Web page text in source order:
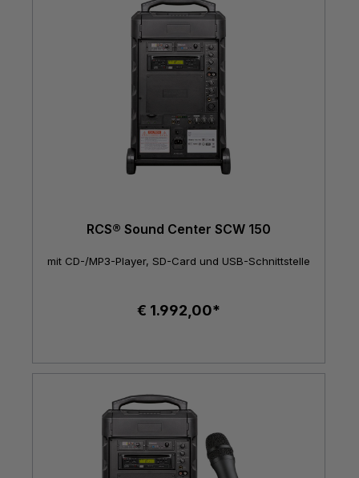
RCS® Sound Center SCW 150
mit CD-/MP3-Player, SD-Card und USB-Schnittstelle
€ 1.992,00*